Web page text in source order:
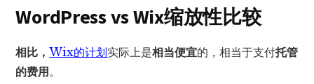
WordPress vs Wix缩放性比较
相比，Wix的计划实际上是相当便宜的，相当于支付托管
的费用。